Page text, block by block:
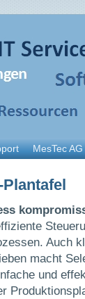
MesTec AG
Auch
macht
und